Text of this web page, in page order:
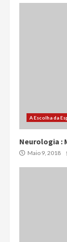
A Escolha da
Neurologia :
Maio 9, 2018